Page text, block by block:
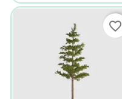
favorite_border